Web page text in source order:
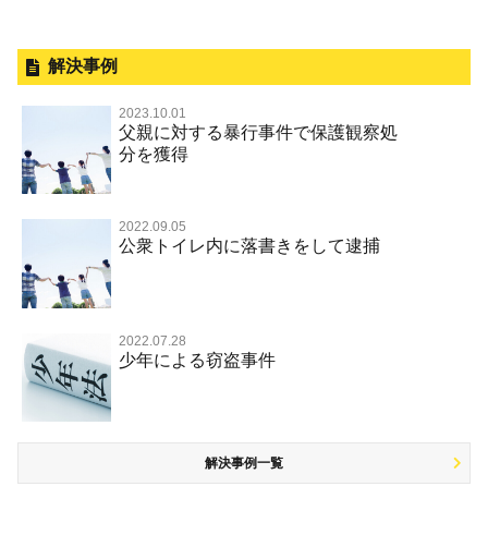
無実・無罪を証明してほしい
示談で解決してほしい
執行猶予にしてほしい
事件のことを秘密にしたい
被害届・告訴・告発されたら
過失致死・過失傷害
器物損壊
脅迫・強要
業務妨害罪
公務執行妨害罪
逮捕・監禁
暴行・傷害
略取・誘拐・人身売買
性犯罪 TOP
淫行・援助交際（児童買春、淫行条例、児童福祉法違反）
不同意性交等罪（旧 強制性交等罪，準強制性交等罪），
監護者性交等罪
不同意わいせつ（旧 強制わいせつ，準強制わいせつ）
公然わいせつ罪，わいせつ物頒布等罪，淫行勧誘罪
児童ポルノ リベンジポルノ
盗撮，のぞき行為
事件別－財産犯
財産犯 TOP
横領 背任
窃盗罪
恐喝
盗品売買・譲り受け等
事件別－薬物事件
薬物事件 TOP
覚せい剤
危険ドラッグ
大麻
麻薬及び向精神薬
事件別－交通違反・交通事故
交通違反・交通事故 TOP
交通事故 交通違反と刑事事件
自転車事故
人身事故・死亡事故
無免許運転
その他 TOP
児童虐待・保護責任者遺棄
住居侵入等
銃刀法違反
ストーカー事件
刑事裁判の概要・手続
公務員の逮捕・刑事事件
控訴・上告
国選弁護士と私選弁護士の違い
司法取引・刑事免責
取調べの注意点
少年事件の手続と特色
少年事件の処分
被害届・告訴・告発の不安や悩み
解決事例
2023.10.01
父親に対する暴行事件で保護観察処
分を獲得
2022.09.05
公衆トイレ内に落書きをして逮捕
2022.07.28
少年による窃盗事件
解決事例一覧